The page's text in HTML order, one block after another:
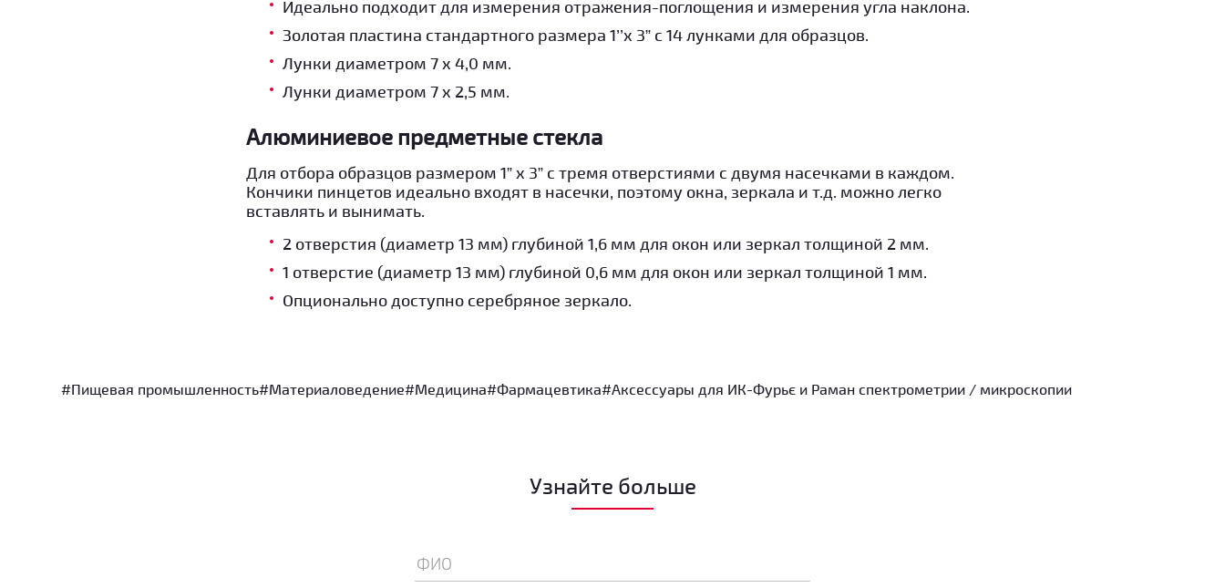
Идеально подходит для измерения отражения-поглощения и измерения угла наклона.
Золотая пластина стандартного размера 1’’x 3” с 14 лунками для образцов.
Лунки диаметром 7 x 4,0 мм.
Лунки диаметром 7 x 2,5 мм.
Алюминиевое предметные стекла
Для отбора образцов размером 1” x 3” с тремя отверстиями с двумя насечками в каждом.
Кончики пинцетов идеально входят в насечки, поэтому окна, зеркала и т.д. можно легко
вставлять и вынимать.
2 отверстия (диаметр 13 мм) глубиной 1,6 мм для окон или зеркал толщиной 2 мм.
1 отверстие (диаметр 13 мм) глубиной 0,6 мм для окон или зеркал толщиной 1 мм.
Опционально доступно серебряное зеркало.
#Пищевая промышленность#Материаловедение#Медицина#Фармацевтика#Аксессуары для ИК-Фурьє и Раман спектрометрии / микроскопии
Узнайте больше